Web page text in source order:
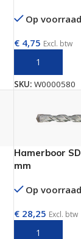
Op voorraad
€4,75 Excl. btw
TOEVOEGEN
SKU: W0000580
Hamerboor
mm
Op voorraad
€28,25 Excl. btw
TOEVOEGEN